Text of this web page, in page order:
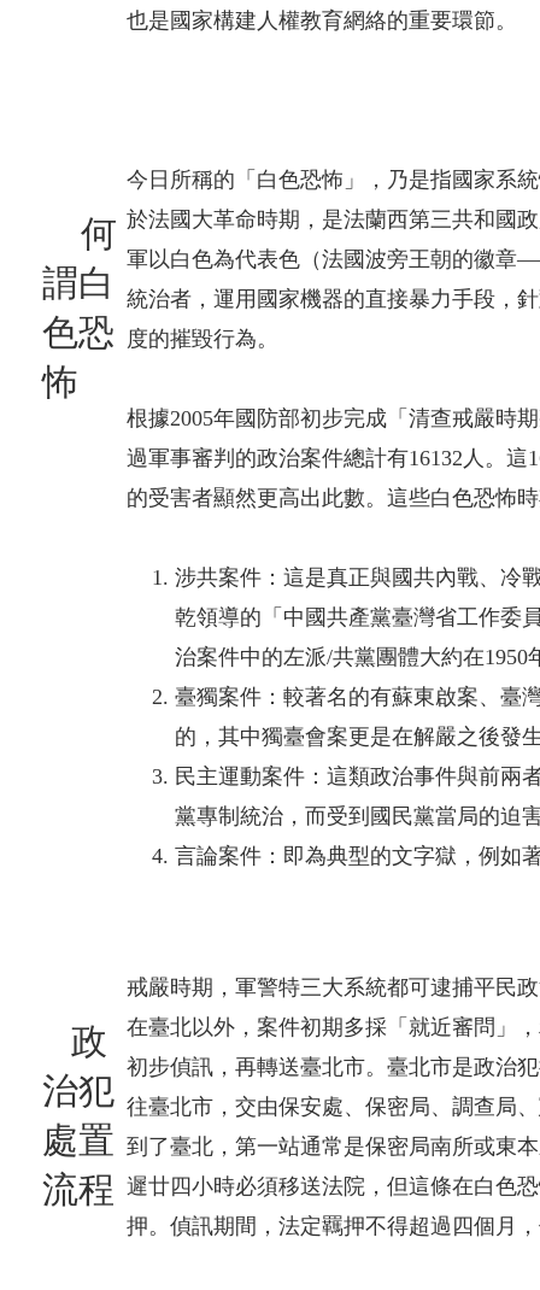
也是國家構建人權教育網絡的重要環節。
何
謂白
色恐
怖
今日所稱的「白色恐怖」，乃是指國家系
於法國大革命時期，是法蘭西第三共和國
軍以白色為代表色（法國波旁王朝的徽章
統治者，運用國家機器的直接暴力手段，
度的摧毀行為。
根據2005年國防部初步完成「清查戒嚴時
過軍事審判的政治案件總計有16132人。
的受害者顯然更高出此數。這些白色恐怖
涉共案件：這是真正與國共內戰、冷
乾領導的「中國共產黨臺灣省工作委
治案件中的左派/共黨團體大約在
臺獨案件：較著名的有蘇東啟案、臺
的，其中獨臺會案更是在解嚴之後發
民主運動案件：這類政治事件與前兩
黨專制統治，而受到國民黨當局的迫
言論案件：即為典型的文字獄，例如
政
治犯
處置
流程
戒嚴時期，軍警特三大系統都可逮捕平民
在臺北以外，案件初期多採「就近審問」
初步偵訊，再轉送臺北市。臺北市是政治
往臺北市，交由保安處、保密局、調查局
到了臺北，第一站通常是保密局南所或東
遲廿四小時必須移送法院，但這條在白色
押。偵訊期間，法定羈押不得超過四個月